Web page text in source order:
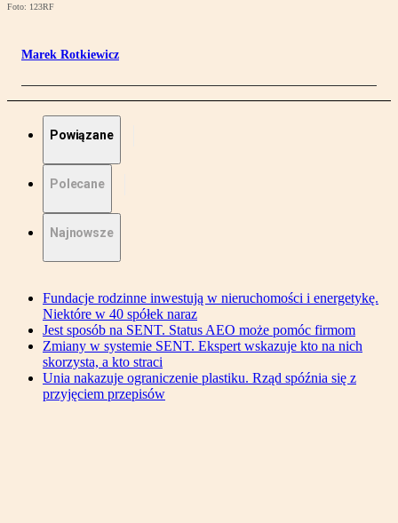
Foto: 123RF
Marek Rotkiewicz
Powiązane
Polecane
Najnowsze
Fundacje rodzinne inwestują w nieruchomości i energetykę.
Niektóre w 40 spółek naraz
Jest sposób na SENT. Status AEO może pomóc firmom
Zmiany w systemie SENT. Ekspert wskazuje kto na nich
skorzysta, a kto straci
Unia nakazuje ograniczenie plastiku. Rząd spóźnia się z
przyjęciem przepisów